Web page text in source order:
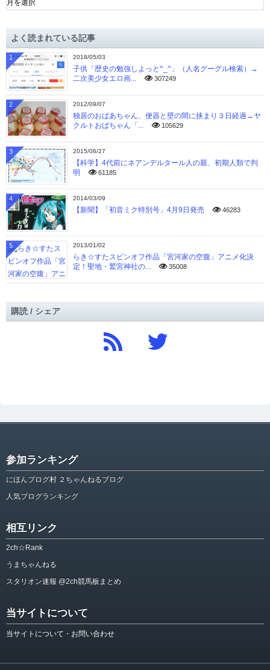
ー
ブよく読まれている記事
2018/05/03
子供「歴史の勉強しよっと^_^」（人名グーグル検索）→
二次美少女エロ画...
307249
1
2012/09/07
独居のおばあちゃん、便器と壁の間に挟まり３日経過→ヤ
クルトおばちゃん「...
105629
2
2015/06/27
【科学】4代前にネアンデルタール人の親、初期人類で判
明
61185
3
2014/03/09
【新聞】「初音ミク特別号」4月9日発売 46283
4
2013/01/02
らき☆すたスピンオフ作品「宮河家の空腹」アニメ化決
定！聖地・鷲宮神社の...
35008
5
購読 / シェア
参加ランキング
にほんブログ村 ２ちゃんねるブログ
人気ブログランキング
相互リンク
2ch☆Rank
うまちゃんねる
スタリオン速報 @2ch競馬板まとめ
当サイトについて
当サイトについて・お問い合わせ